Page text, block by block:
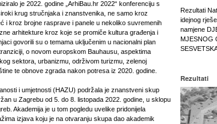
je 2022. godine „ArhiBau.hr 2022“ konferenciju s
krug stručnjaka i znanstvenika, ne samo kroz
i kroz brojne rasprave i panele u nekoliko suvremenih
arhitekture kroz koje se promiče kultura građenja i
govorili su o temama uključenim u nacionalni plan
o novom europskom Bauhausu, aspektima
sektora, urbanizmu, održivom turizmu, zelenoj
te obnove zgrada nakon potresa iz 2020. godine.
i umjetnosti (HAZU) podržala je znanstveni skup
u Zagrebu od 5. do 8. listopada 2022. godine, u sklopu
Akademija je u tom pogledu uvelike pridonijela
izjava koju je na otvaranju skupa dao akademik
Rezultati
idejnog
namjene
MJESNOG
Rezultati